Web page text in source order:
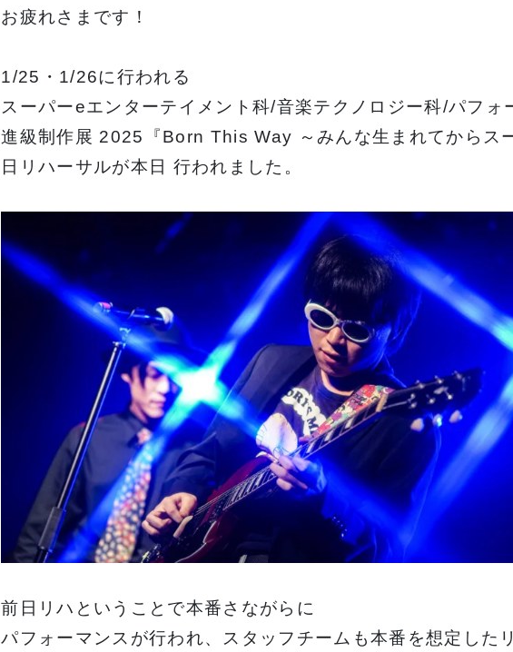
お疲れさまです！
1/25・1/26に行われる
スーパーeエンターテイメント科/音楽テクノロジー科/パフォ
進級制作展 2025『Born This Way ～みんな生まれてからス
日リハーサルが本日 行われました。
前日リハということで本番さながらに
パフォーマンスが行われ、スタッフチームも本番を想定した